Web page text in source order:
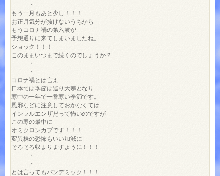
・
もう一月もあと少し！！！
お正月気分が抜けないうちから
もうコロナ禍の第六波が
予想通りに来てしまいましたね。
ショック！！！
このままいつまで続くのでしょうか？
・
・
コロナ禍とは言え
日本では季節は巡り大寒となり
寒中の一年で一番寒い季節です。
風邪などに注意しておかなくては
インフルエンザだって怖いのですが
この寒の最中に
オミクロンカブです！！！
変異株の恐怖もいい加減に
そろそろ収まりますように！！！
・
・
とは言ってもパンデミック！！！